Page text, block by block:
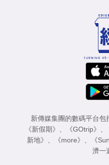
新傳媒集團的數碼平台
《新假期》 、 《GOtrip》 、
新地》 、 《more》 、 《
濟一